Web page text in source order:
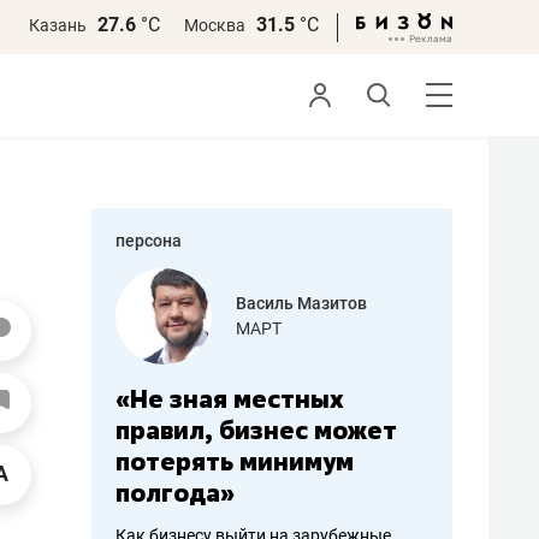
Казань 27.6 °С Москва 31.5 °С
персона
работа
Василь Мазитов
МАРТ
«Не зная местных
правил, бизнес может
потерять минимум
полгода»